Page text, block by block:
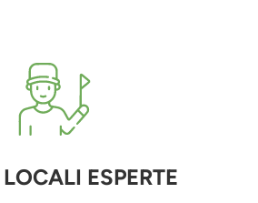
ESPERTE